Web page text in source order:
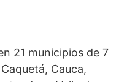
21 municipios de 7
Cauca,